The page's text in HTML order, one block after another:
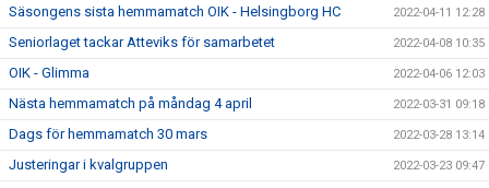
Säsongens sista hemmamatch OIK - Helsingborg HC 2022-04-11 12:28
Seniorlaget tackar Atteviks för samarbetet 2022-04-08 10:35
OIK - Glimma 2022-04-06 12:03
Nästa hemmamatch på måndag 4 april 2022-03-31 09:18
Dags för hemmamatch 30 mars 2022-03-28 13:14
Justeringar i kvalgruppen 2022-03-23 09:47